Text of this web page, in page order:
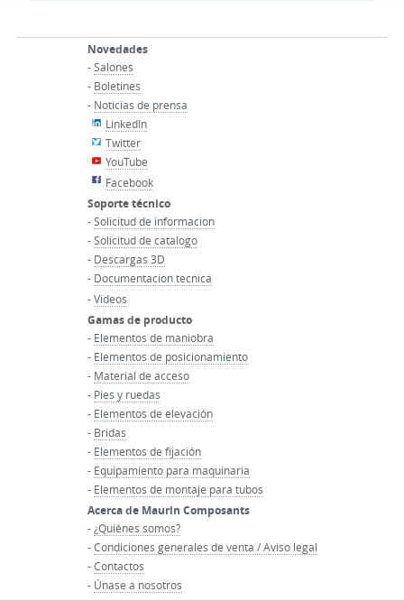
Novedades
-Salones
- Boletines
- Noticias de prensa
LinkedIn
Twitter
YouTube
Facebook
Soporte técnico
-Solicitud de informacion
-Solicitud de catalogo
- Descargas 3D
- Documentacion tecnica
-Videos
Gamas de producto
- Elementos de maniobra
- Elementos de posicionamiento
- Material de acceso
- Pies y ruedas
- Elementos de elevación
- Bridas
- Elementos de fijación
- Equipamiento para maquinaria
- Elementos de montaje para tubos
Acerca de Maurin Composants
-¿Quiénes somos?
-Condiciones generales de venta / Aviso legal
-Contactos
- Únase a nosotros